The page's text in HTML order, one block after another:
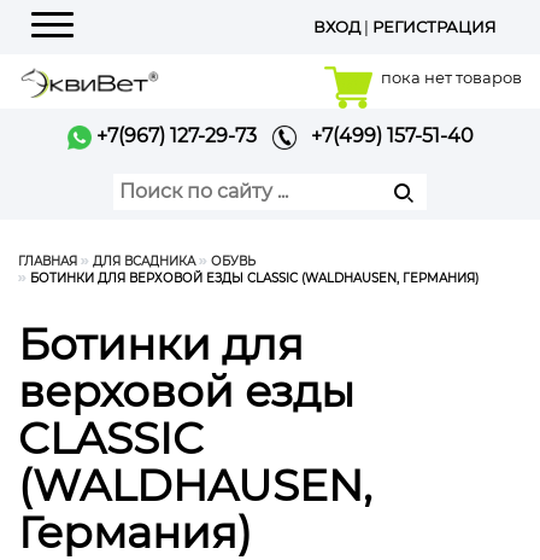
Меню
ВХОД| РЕГИСТРАЦИЯ
пока нет товаров
+7(967) 127-29-73 +7(499) 157-51-40
ГЛАВНАЯ ДЛЯ ВСАДНИКА
ОБУВЬ
БОТИНКИ ДЛЯ ВЕРХОВОЙ ЕЗДЫ CLASSIC (WALDHAUSEN, ГЕРМАНИЯ)
Ботинки для
верховой езды
CLASSIC
(WALDHAUSEN,
Германия)